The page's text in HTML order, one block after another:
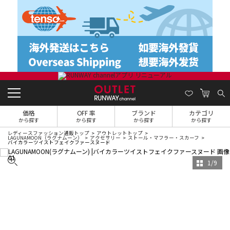
価格
から探す
OFF 率
から探す
ブランド
から探す
カテゴリ
から探す
レディースファッション通販トップ アウトレットトップ
LAGUNAMOON（ラグナムーン） アクセサリー ストール・マフラー・スカーフ
バイカラーツイストフェイクファースヌード
1 /9